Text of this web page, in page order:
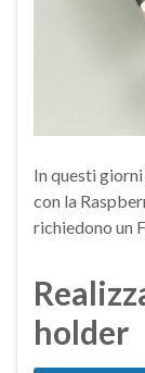
In questi
con la
richiedono un
holder